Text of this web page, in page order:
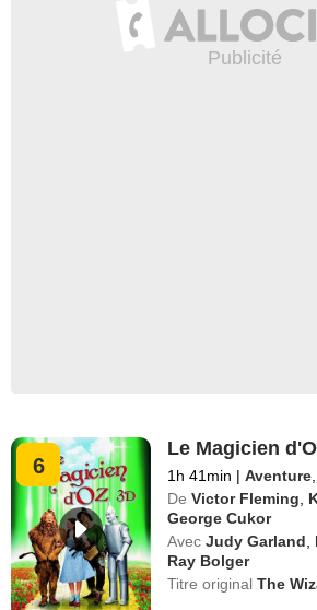
6
Le Magicien
1h 41min | Aventure
De Victor Fleming
George Cukor
Avec Judy Garland
Ray Bolger
Titre originalThe